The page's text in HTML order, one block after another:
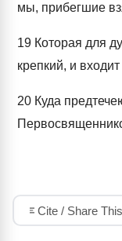
мы, прибегшие
19 Которая для
крепкий, и
20 Куда
Cite / Share